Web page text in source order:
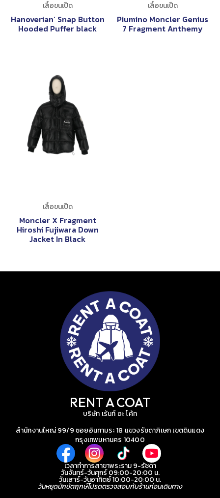
เสื้อขนเป็ด
Hanoverian’ Snap Button
Hooded Puffer black
เสื้อขนเป็ด
Piumino Moncler Genius
7 Fragment Anthemy
เสื้อขนเป็ด
Moncler X Fragment
Hiroshi Fujiwara Down
Jacket In Black
RENT A COAT
บริษัท เร้นท์ อะ โค้ท
สำนักงานใหญ่ 99/9 ซอยอินทามระ 18 แขวงรัชดาภิเษก เขตดินแดง
กรุงเทพมหานคร 10400
เวลาทำการสาขาพระราม 9-รัชดา
วันจันทร์-วันศุกร์ 09:00-20:00 น.
วันเสาร์-วันอาทิตย์ 10:00-20:00 น.
วันหยุดนักขัตฤกษ์โปรดตรวจสอบกับร้านก่อนเดินทาง